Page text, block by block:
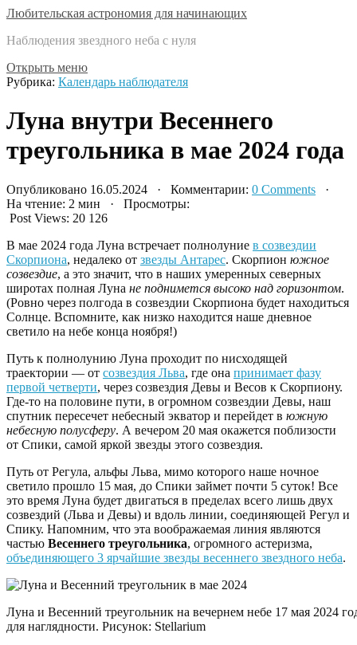
Любительская астрономия для начинающих
Наблюдения звездного неба с нуля
Открыть меню
Рубрика: Календарь наблюдателя
Луна внутри Весеннего
треугольника в мае 2024 года
Опубликовано 16.05.2024 · Комментарии: 0 Comments ·
На чтение: 2 мин · Просмотры:
Post Views: 20 126
В мае 2024 года Луна встречает полнолуние в созвездии
Скорпиона, недалеко от звезды Антарес. Скорпион южное
созвездие, а это значит, что в наших умеренных северных
широтах полная Луна не поднимется высоко над горизонтом.
(Ровно через полгода в созвездии Скорпиона будет находиться
Солнце. Вспомните, как низко находится наше дневное
светило на небе конца ноября!)
Путь к полнолунию Луна проходит по нисходящей
траектории — от созвездия Льва, где она принимает фазу
первой четверти, через созвездия Девы и Весов к Скорпиону.
Где-то на половине пути, в огромном созвездии Девы, наш
спутник пересечет небесный экватор и перейдет в южную
небесную полусферу. А вечером 20 мая окажется поблизости
от Спики, самой яркой звезды этого созвездия.
Путь от Регула, альфы Льва, мимо которого наше ночное
светило прошло 15 мая, до Спики займет почти 5 суток! Все
это время Луна будет двигаться в пределах всего лишь двух
созвездий (Льва и Девы) и вдоль линии, соединяющей Регул и
Спику. Напомним, что эта воображаемая линия являются
частью Весеннего треугольника, огромного астеризма,
объединяющего 3 ярчайшие звезды весеннего звездного неба.
Луна и Весенний треугольник на вечернем небе 17 мая 2024
для наглядности. Рисунок: Stellarium